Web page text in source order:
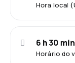
Hora local
Horário do
6 h 30 min